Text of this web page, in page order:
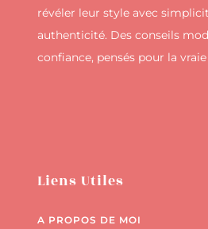
révéler leur style avec
authenticité. Des conseils
confiance, pensés pour la vraie
Liens Utiles
A PROPOS DE MOI